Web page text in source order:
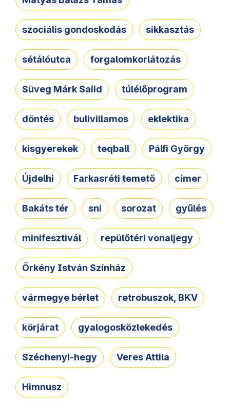
szociális gondoskodás sikkasztás
sétálóutca forgalomkorlátozás
Süveg Márk Saiid túlélőprogram
döntés bulivillamos eklektika
kisgyerekek teqball Pálfi György
Újdelhi Farkasréti temető címer
Bakáts tér sni sorozat gyűlés
minifesztivál repülőtéri vonaljegy
Örkény István Színház
vármegye bérlet retrobuszok, BKV
körjárat gyalogosközlekedés
Széchenyi-hegy Veres Attila
Himnusz